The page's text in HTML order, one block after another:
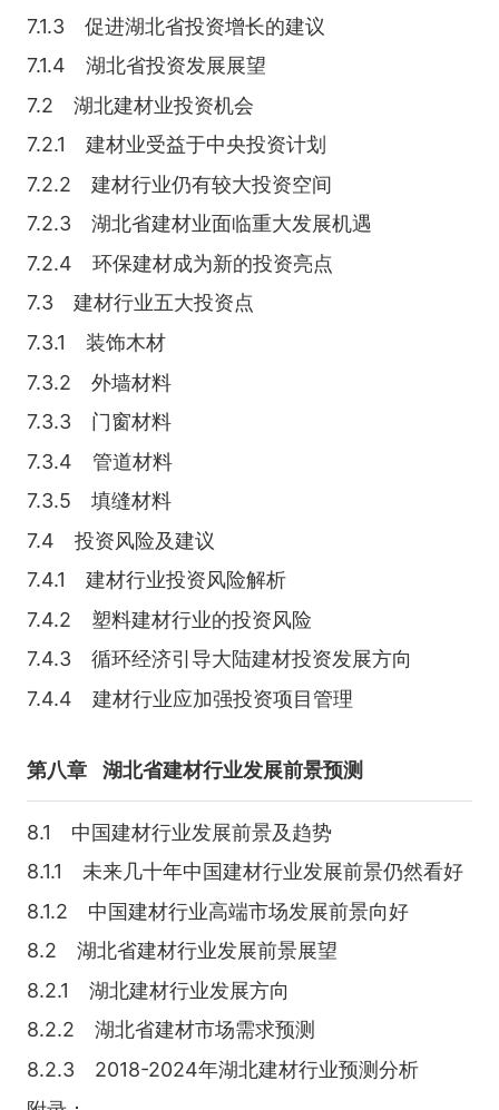
7.1.3 促进湖北省投资增长的建议
7.1.4 湖北省投资发展展望
7.2 湖北建材业投资机会
7.2.1 建材业受益于中央投资计划
7.2.2 建材行业仍有较大投资空间
7.2.3 湖北省建材业面临重大发展机遇
7.2.4 环保建材成为新的投资亮点
7.3 建材行业五大投资点
7.3.1 装饰木材
7.3.2 外墙材料
7.3.3 门窗材料
7.3.4 管道材料
7.3.5 填缝材料
7.4 投资风险及建议
7.4.1 建材行业投资风险解析
7.4.2 塑料建材行业的投资风险
7.4.3 循环经济引导大陆建材投资发展方向
7.4.4 建材行业应加强投资项目管理
第八章 湖北省建材行业发展前景预测
8.1 中国建材行业发展前景及趋势
8.1.1 未来几十年中国建材行业发展前景仍然看好
8.1.2 中国建材行业高端市场发展前景向好
8.2 湖北省建材行业发展前景展望
8.2.1 湖北建材行业发展方向
8.2.2 湖北省建材市场需求预测
8.2.3 2018-2024年湖北建材行业预测分析